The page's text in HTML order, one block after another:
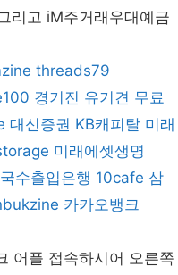
리고 iM주거래우대예금
threads79
경기진 유기견 무료
대신증권 KB캐피탈 미래
미래에셋생명
수출입은행 10cafe 삼
카카오뱅크
어플 접속하시어 오른쪽